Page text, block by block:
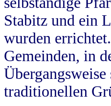
Stabitz und ein
wurden
Gemeinden, in
traditionellen